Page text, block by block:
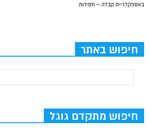
באספקלריית קבלה – חסידות
חיפוש באתר
חיפוש מתקדם גוגל